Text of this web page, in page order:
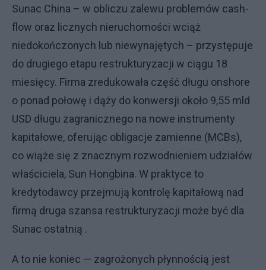
Sunac China – w obliczu zalewu problemów cash-
flow oraz licznych nieruchomości wciąż
niedokończonych lub niewynajętych – przystępuje
do drugiego etapu restrukturyzacji w ciągu 18
miesięcy. Firma zredukowała część długu onshore
o ponad połowę i dąży do konwersji około 9,55 mld
USD długu zagranicznego na nowe instrumenty
kapitałowe, oferując obligacje zamienne (MCBs),
co wiąże się z znacznym rozwodnieniem udziałów
właściciela, Sun Hongbina. W praktyce to
kredytodawcy przejmują kontrolę kapitałową nad
firmą druga szansa restrukturyzacji może być dla
Sunac ostatnią .
A to nie koniec — zagrożonych płynnością jest